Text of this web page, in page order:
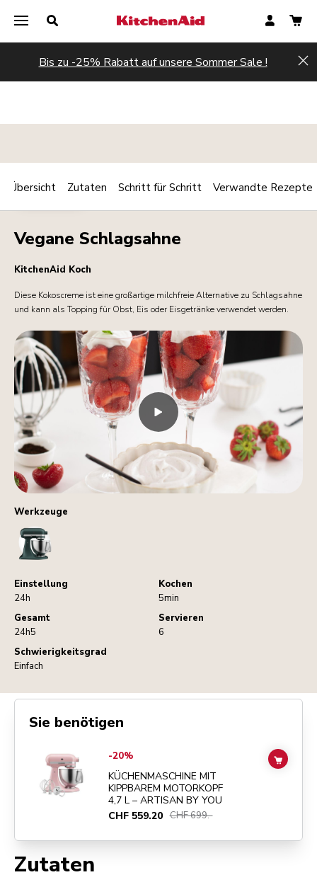
Bis zu -25% Rabatt auf unsere Sommer Sale !
Werkzeuge
StandMixer
Einstellung
24h
Kochen
5min
Gesamt
24h5
Servieren
6
Schwierigkeitsgrad
Einfach
BACKWAREN Print
Share
Vegane Schlagsahne
KitchenAid Koch
Diese Kokoscreme ist eine großartige milchfreie Alternative zu Schlagsahne
und kann als Topping für Obst, Eis oder Eisgetränke verwendet werden.
Übersicht Zutaten Schritt für Schritt Verwandte Rezepte
Zutaten
Sie benötigen
Go toKÜCHENMASCHINE MIT KIPPBAREM MOTORKOPF 4,7 L –
-20%
KÜCHENMASCHINE MIT
KIPPBAREM MOTORKOPF
4,7 L – ARTISAN BY YOU
CHF 559.20 CHF 699.-
ADD